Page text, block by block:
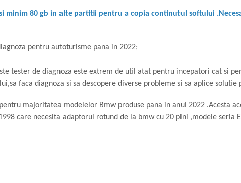
minim 80 gb in alte partitii pentru a copia continutul softului
pentru autoturisme pana in 2022;
tester de diagnoza este extrem de util atat pentru incepatori cat si
faca diagnoza si sa descopere diverse probleme si sa aplice solutie
majoritatea modelelor Bmw produse pana in anul 2022 .Acesta
care necesita adaptorul rotund de la bmw cu 20 pini ,modele seria